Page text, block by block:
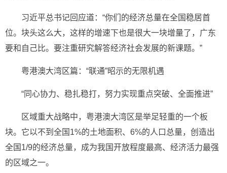
习近平总书记回应道：“你们的经济总量在全国稳居首
位。块头这么大，这样的增速下也是很大一块增量了，广东
要和自己比。要注重研究解答经济社会发展的新课题。”
粤港澳大湾区篇：“联通”昭示的无限机遇
“同心协力、稳扎稳打，努力实现重点突破、全面推进”
区域重大战略中，粤港澳大湾区是举足轻重的一个板
块。它以不到全国1%的土地面积、6%的人口总量，创造出
全国1/9的经济总量，成为我国开放程度最高、经济活力最强
的区域之一。